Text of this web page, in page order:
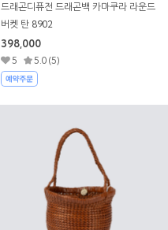
드래곤디퓨전 드래곤백 카마쿠라 라운드
버켓 탄 8902
398,000
5 5.0 (5)